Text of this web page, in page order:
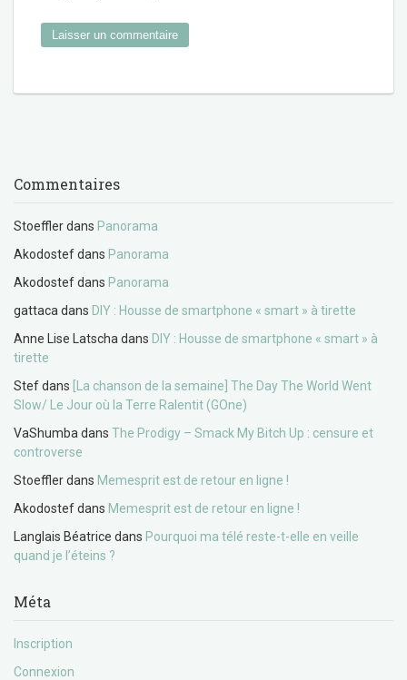
Commentaires
Stoefflerdans Panorama
Akodostefdans Panorama
Akodostefdans Panorama
gattaca dans DIY : Housse de smartphone « smart » à tirette
Anne Lise Latscha dans DIY : Housse de smartphone « smart » à
tirette
Stefdans
[La chanson de la semaine] The Day The World Went
Slow/ Le Jour où la Terre Ralentit (GOne)
VaShumba dans The Prodigy – Smack My Bitch Up : censure et
controverse
Stoefflerdans Memesprit est de retour en ligne !
Akodostefdans Memesprit est de retour en ligne !
Langlais Béatrice dans Pourquoi ma télé reste-t-elle en veille
quand je l’éteins ?
Méta
Inscription
Connexion